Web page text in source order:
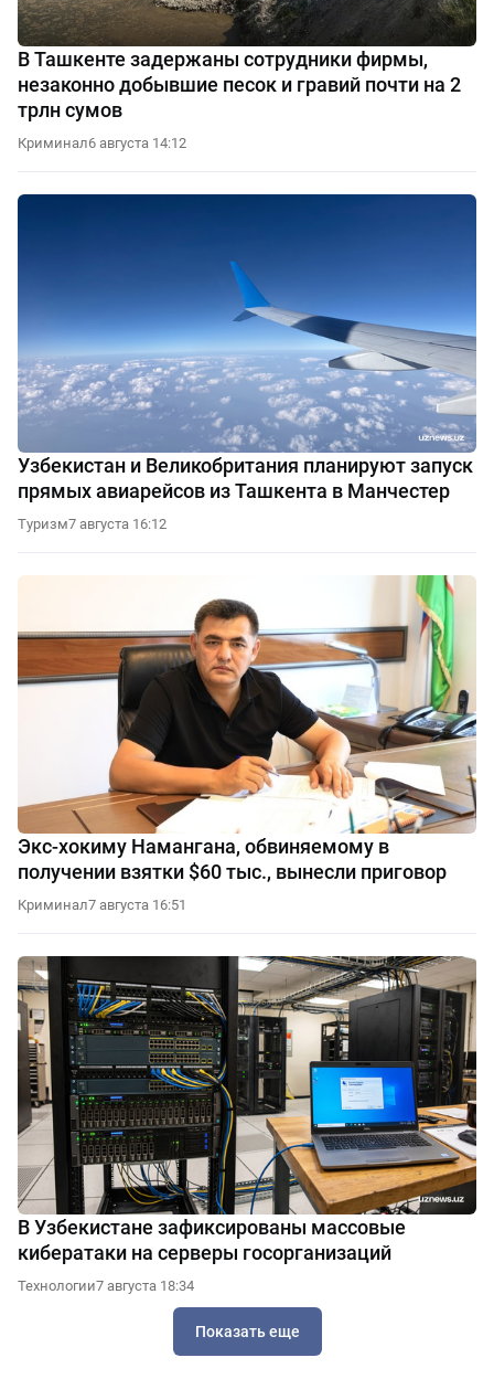
В Ташкенте задержаны сотрудники фирмы,
незаконно добывшие песок и гравий почти на 2
трлн сумов
Криминал6 августа 14:12
Узбекистан и Великобритания планируют запуск
прямых авиарейсов из Ташкента в Манчестер
Туризм7 августа 16:12
Экс-хокиму Намангана, обвиняемому в
получении взятки $60 тыс., вынесли приговор
Криминал7 августа 16:51
В Узбекистане зафиксированы массовые
кибератаки на серверы госорганизаций
Технологии7 августа 18:34
Показать еще